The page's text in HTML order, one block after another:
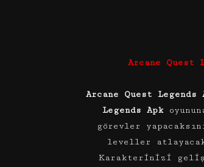
Arcane
Arcane Quest Legends
Legends Apk
görevler
leveller
Karakterinizi